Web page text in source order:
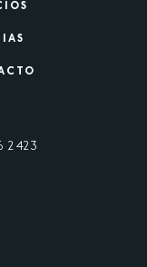
2423